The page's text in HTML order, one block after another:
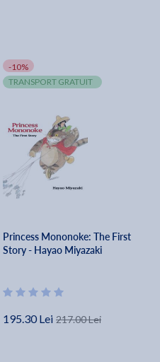
-10%
TRANSPORT GRATUIT
Princess Mononoke: The First
Story - Hayao Miyazaki
195.30 Lei 217.00 Lei